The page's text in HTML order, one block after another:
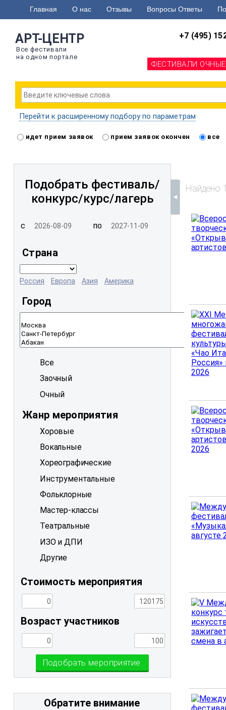
Главная О нас Отзывы Вопросы Ответы
АРТ-ЦЕНТР
Все фестивали
на одном портале
+7 (495)
ФЕСТИВАЛИ ОЧНЫЕ
Перейти к расширенному подбору по параметрам
идет прием заявок прием заявок окончен все
Найдено
Подобрать фестиваль/
конкурс/курс/лагерь
с по
Страна
Россия Европа Азия Америка
Город
Все
Заочный
Очный
Жанр мероприятия
Хоровые
Вокальные
Хореографические
Инструментальные
Фольклорные
Мастер-классы
Театральные
ИЗО и ДПИ
Другие
Стоимость мероприятия
Возраст участников
Подобрать мероприятие
Обратите внимание